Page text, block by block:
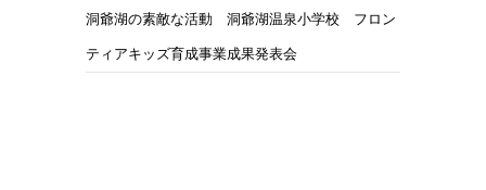
洞爺湖の素敵な活動 洞爺湖温泉小学校 フロン
ティアキッズ育成事業成果発表会